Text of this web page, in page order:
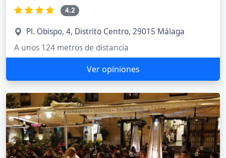
4.2
Pl. Obispo, 4, Distrito Centro, 29015 Málaga
A unos 124 metros de distancia
Ver opiniones